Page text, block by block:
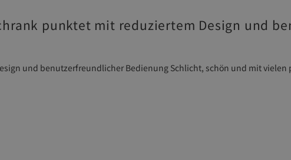
punktet mit reduziertem Design und
und benutzerfreundlicher Bedienung Schlicht, schön und mit vielen